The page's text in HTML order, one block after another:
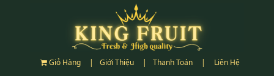
Giỏ Hàng | Giới Thiệu | Thanh Toán | Liên Hệ